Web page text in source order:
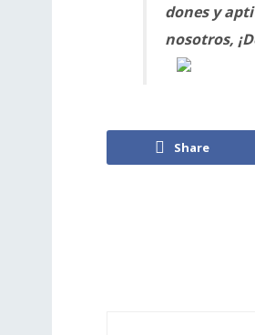
dones y
nosotros,
Share